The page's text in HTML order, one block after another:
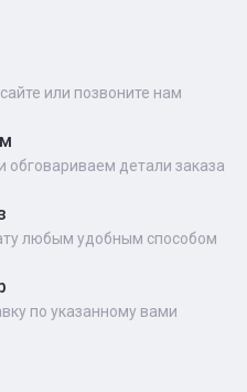
или позвоните нам
обговариваем детали заказа
любым удобным способом
по указанному вами